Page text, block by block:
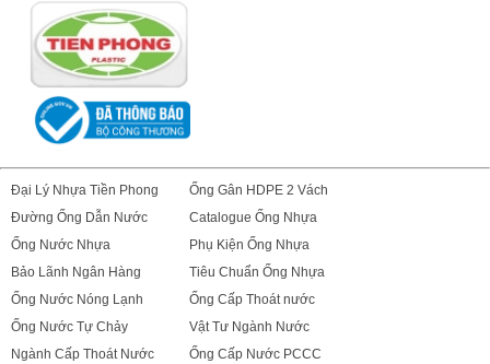
Đại Lý Nhựa Tiền Phong
Ống Gân HDPE 2 Vách
Đường Ống Dẫn Nước
Catalogue Ống Nhựa
Ống Nước Nhựa
Phụ Kiện Ống Nhựa
Bảo Lãnh Ngân Hàng
Tiêu Chuẩn Ống Nhựa
Ống Nước Nóng Lạnh
Ống Cấp Thoát nước
Ống Nước Tự Chảy
Vật Tư Ngành Nước
Ngành Cấp Thoát Nước
Ống Cấp Nước PCCC